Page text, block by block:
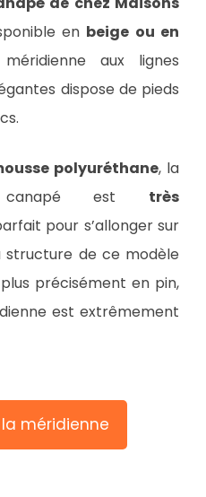
en beige ou en
aux lignes
dispose de pieds
polyuréthane, la
canapé est très
pour s’allonger sur
structure de ce modèle
précisément en pin,
est extrêmement
méridienne